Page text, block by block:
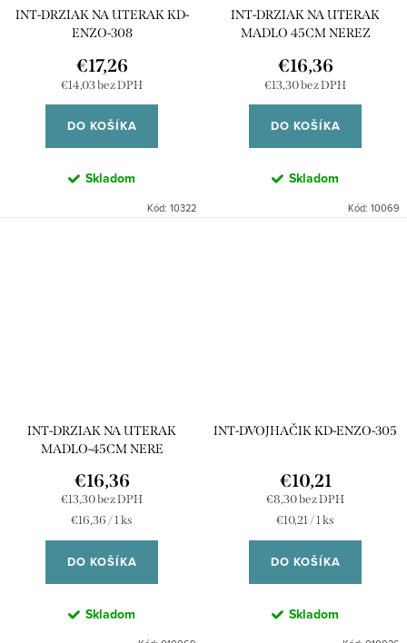
INT-DRZIAK NA UTERAK KD-
ENZO-308
€14,03 bez DPH
€17,26
DO KOŠÍKA
Skladom
Kód: 10322
INT-DRZIAK NA UTERAK
MADLO 45CM NEREZ
€13,30 bez DPH
€16,36
DO KOŠÍKA
Skladom
Kód: 10069
INT-DRZIAK NA UTERAK
MADLO-45CM NERE
€13,30 bez DPH
€16,36
Jednotková
€16,36 / 1 ks
DO KOŠÍKA
Skladom
INT-DVOJHAČIK KD-ENZO-305
€8,30 bez DPH
€10,21
Jednotková
€10,21 / 1 ks
DO KOŠÍKA
Skladom